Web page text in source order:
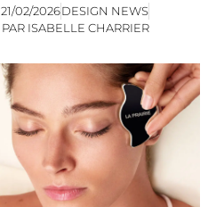
21/02/2026DESIGN NEWS
PAR ISABELLE CHARRIER